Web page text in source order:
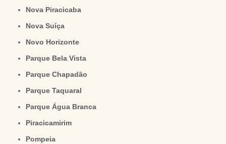
Nova Piracicaba
Nova Suíça
Novo Horizonte
Parque Bela Vista
Parque Chapadão
Parque Taquaral
Parque Água Branca
Piracicamirim
Pompeia